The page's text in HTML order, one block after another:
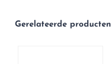
Gerelateerde producten